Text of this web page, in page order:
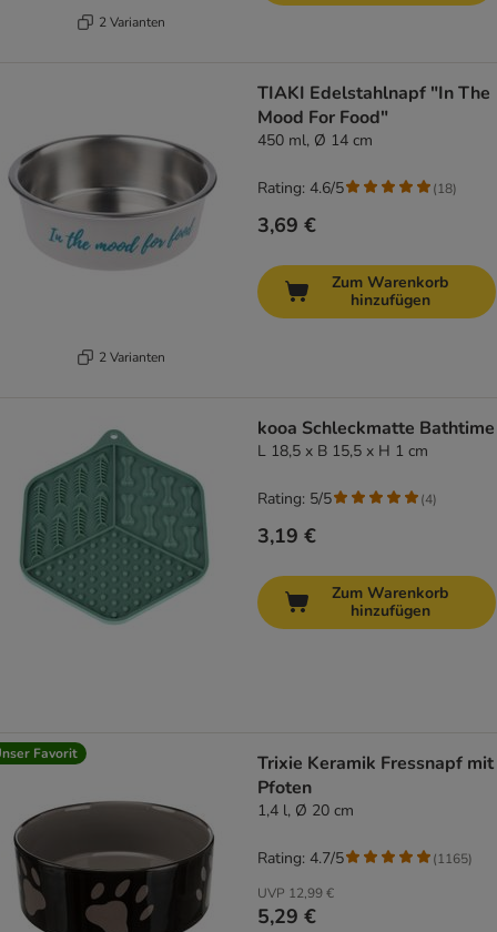
2 Varianten
2 Varianten
TIAKI Edelstahlnapf "In The
Mood For Food"
450 ml, Ø 14 cm
3,69 €
Rating: 4.6/5 (18)
Zum Warenkorb
hinzufügen
kooa Schleckmatte Bathtime
L 18,5 x B 15,5 x H 1 cm
3,19 €
Rating: 5/5 (4)
Zum Warenkorb
hinzufügen
Favorit
Trixie Keramik Fressnapf mit
Pfoten
1,4 l, Ø 20 cm
UVP 12,99 €
5,29 €
Rating: 4.7/5 (1165)